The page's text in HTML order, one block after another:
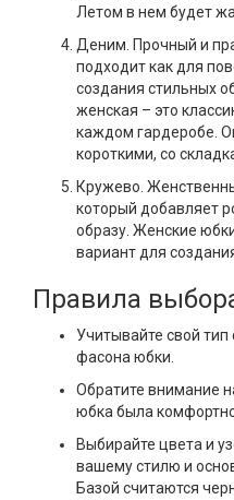
Летом в нем будет
Деним. Прочный и
подходит как для
создания стильных
женская – это
каждом гардеробе.
короткими, со
Кружево.
который добавляет
образу. Женские
вариант для
Правила
Учитывайте свой
фасона юбки.
Обратите внимание
юбка была
Выбирайте цвета и
вашему стилю и
Базой считаются